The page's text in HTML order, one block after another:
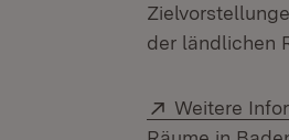
der ländlichen
Extern:
Weitere